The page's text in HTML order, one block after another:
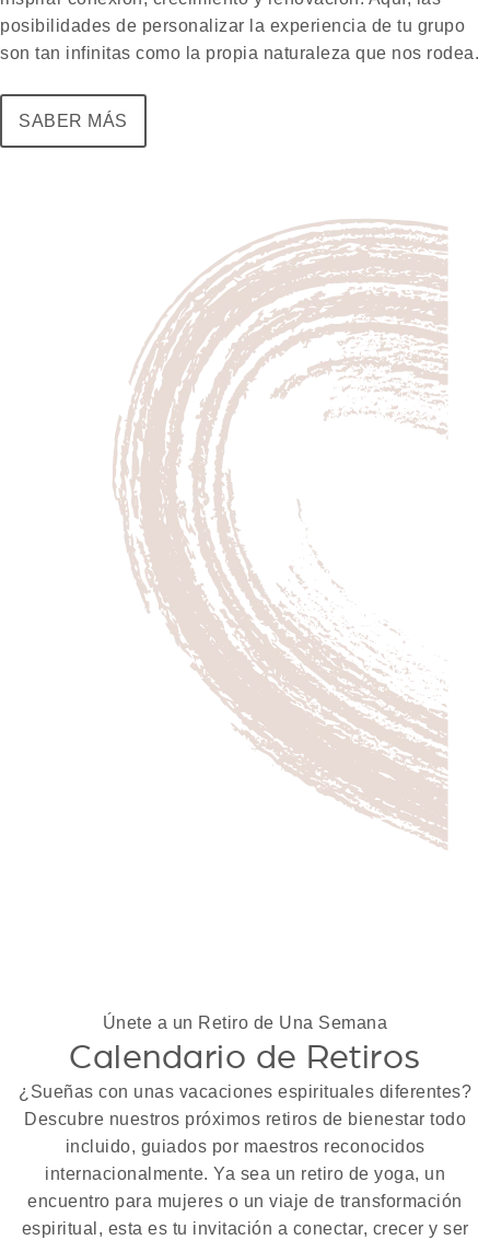
posibilidades de personalizar la experiencia de tu grupo
son tan infinitas como la propia naturaleza que nos rodea.
SABER MÁS
Únete a un Retiro de Una Semana
Calendario de Retiros
¿Sueñas con unas vacaciones espirituales diferentes?
Descubre nuestros próximos retiros de bienestar todo
incluido, guiados por maestros reconocidos
internacionalmente. Ya sea un retiro de yoga, un
encuentro para mujeres o un viaje de transformación
espiritual, esta es tu invitación a conectar, crecer y ser